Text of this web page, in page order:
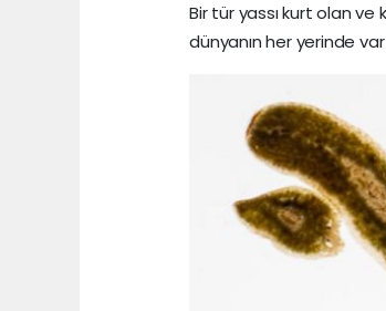
Bir tür yassı kurt olan ve
dünyanın her yerinde